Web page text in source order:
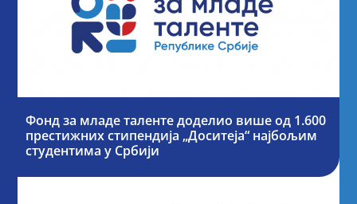
Фонд за младе таленте доделио више од 1.600
престижних стипендија „Доситеја“ најбољим
студентима у Србији